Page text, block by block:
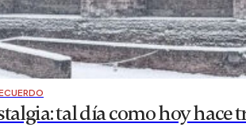
tal día como hoy hace